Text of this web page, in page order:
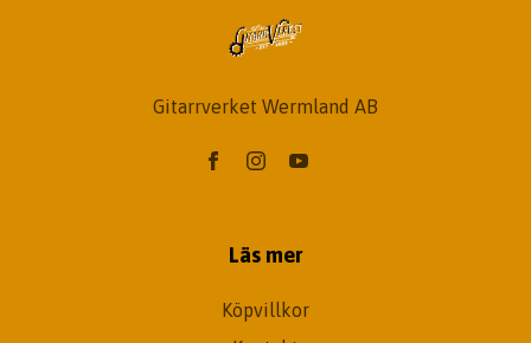
Gitarrverket Wermland AB
Läs mer
Köpvillkor